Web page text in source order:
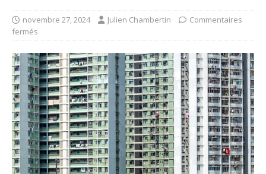
novembre 27, 2024 Julien Chambertin
Commentaires
fermés